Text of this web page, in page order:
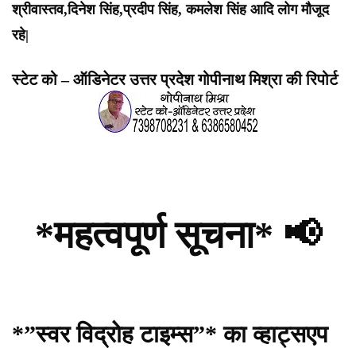
श्रीवास्तव,दिनेश सिंह,प्रदीप सिंह, कमलेश सिंह आदि लोग मौजूद
रहे|
स्टेट को – ऑडिनेटर उत्तर प्रदेश गोपीनाथ मिश्रा की रिपोर्ट
*महत्वपूर्ण सूचना* 📢
*”स्वर विद्रोह टाइम्स”* का व्हाट्सएप